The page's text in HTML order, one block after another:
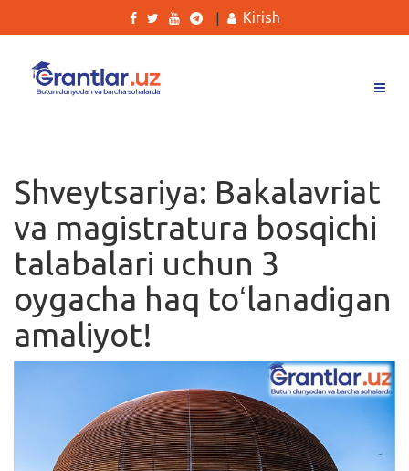
Ishlar
Kurslar
Blog
Yana
Kirish
Shveytsariya: Bakalavriat
va magistratura bosqichi
talabalari uchun 3
oygacha haq toʻlanadigan
amaliyot!